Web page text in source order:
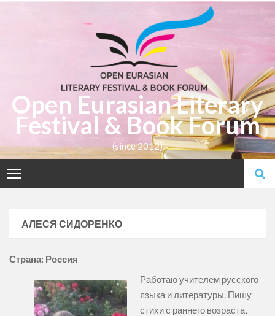
Open Eurasian Literary
Festival & Book Forum
(since 2012)
АЛЕСЯ СИДОРЕНКО
Страна: Россия
Работаю учителем русского
языка и литературы. Пишу
стихи с раннего возраста,